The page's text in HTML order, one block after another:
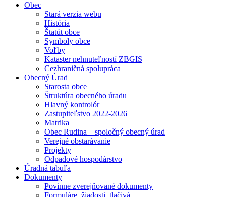
Obec
Stará verzia webu
História
Štatút obce
Symboly obce
Voľby
Kataster nehnuteľností ZBGIS
Cezhraničná spolupráca
Obecný Úrad
Starosta obce
Štruktúra obecného úradu
Hlavný kontrolór
Zastupiteľstvo 2022-2026
Matrika
Obec Rudina – spoločný obecný úrad
Verejné obstarávanie
Projekty
Odpadové hospodárstvo
Úradná tabuľa
Dokumenty
Povinne zverejňované dokumenty
Formuláre, žiadosti, tlačivá